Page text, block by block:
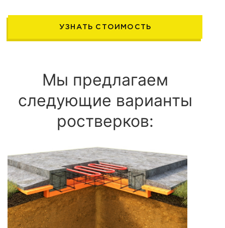
Мы предлагаем
следующие варианты
ростверков: